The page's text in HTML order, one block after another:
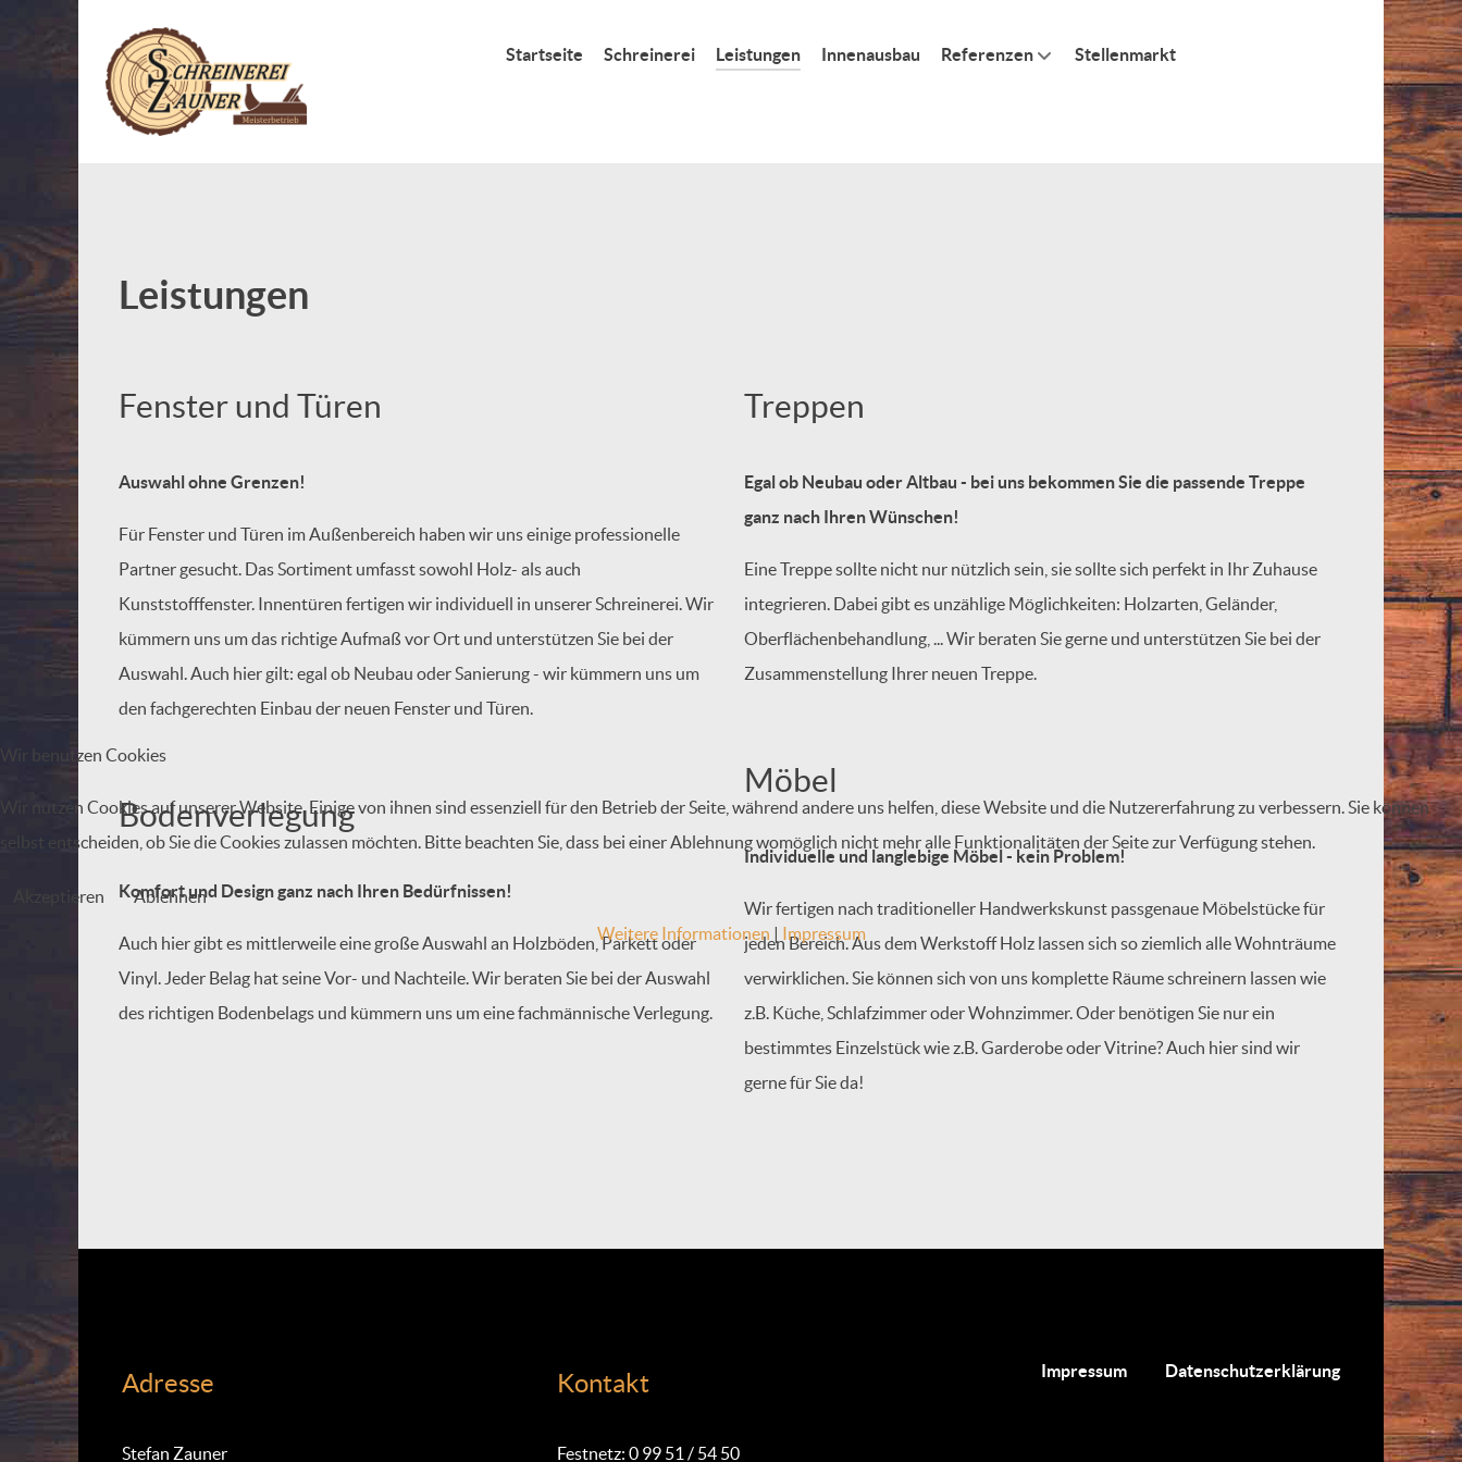
Startseite Schreinerei Leistungen Innenausbau Referenzen Stellenmarkt
Leistungen
Fenster und Türen
Auswahl ohne Grenzen!
Für Fenster und Türen im Außenbereich haben wir uns einige professionelle
Partner gesucht. Das Sortiment umfasst sowohl Holz- als auch
Kunststofffenster. Innentüren fertigen wir individuell in unserer Schreinerei. Wir
kümmern uns um das richtige Aufmaß vor Ort und unterstützen Sie bei der
Auswahl. Auch hier gilt: egal ob Neubau oder Sanierung - wir kümmern uns um
den fachgerechten Einbau der neuen Fenster und Türen.
Bodenverlegung
Komfort und Design ganz nach Ihren Bedürfnissen!
Auch hier gibt es mittlerweile eine große Auswahl an Holzböden, Parkett oder
Vinyl. Jeder Belag hat seine Vor- und Nachteile. Wir beraten Sie bei der Auswahl
des richtigen Bodenbelags und kümmern uns um eine fachmännische Verlegung.
Treppen
Egal ob Neubau oder Altbau - bei uns bekommen Sie die passende Treppe
ganz nach Ihren Wünschen!
Eine Treppe sollte nicht nur nützlich sein, sie sollte sich perfekt in Ihr Zuhause
integrieren. Dabei gibt es unzählige Möglichkeiten: Holzarten, Geländer,
Oberflächenbehandlung, ... Wir beraten Sie gerne und unterstützen Sie bei der
Zusammenstellung Ihrer neuen Treppe.
Möbel
Individuelle und langlebige Möbel - kein Problem!
Wir fertigen nach traditioneller Handwerkskunst passgenaue Möbelstücke für
jeden Bereich. Aus dem Werkstoff Holz lassen sich so ziemlich alle Wohnträume
verwirklichen. Sie können sich von uns komplette Räume schreinern lassen wie
z.B. Küche, Schlafzimmer oder Wohnzimmer. Oder benötigen Sie nur ein
bestimmtes Einzelstück wie z.B. Garderobe oder Vitrine? Auch hier sind wir
gerne für Sie da!
Adresse
Stefan Zauner
Kontakt
Festnetz: 0 99 51 / 54 50
Impressum Datenschutzerklärung
Wir benutzen Cookies
Wir nutzen Cookies auf unserer Website. Einige von ihnen sind essenziell für den Betrieb der Seite, während andere uns helfen, diese Website und die Nutzererfahrung zu verbessern. Sie können
selbst entscheiden, ob Sie die Cookies zulassen möchten. Bitte beachten Sie, dass bei einer Ablehnung womöglich nicht mehr alle Funktionalitäten der Seite zur Verfügung stehen.
Akzeptieren
Ablehnen
Weitere Informationen | Impressum